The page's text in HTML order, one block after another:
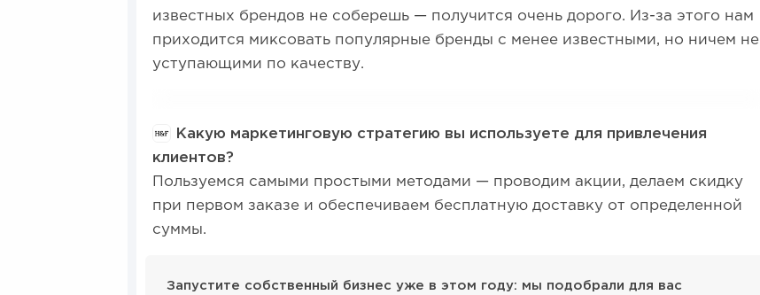
известных брендов не соберешь — получится очень дорого. Из-за этого нам
приходится миксовать популярные бренды с менее известными, но ничем не
уступающими по качеству.
Какую маркетинговую стратегию вы используете для привлечения
клиентов?
Пользуемся самыми простыми методами — проводим акции, делаем скидку
при первом заказе и обеспечиваем бесплатную доставку от определенной
суммы.
Запустите собственный бизнес уже в этом году: мы подобрали для вас